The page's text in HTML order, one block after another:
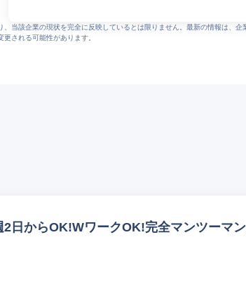
、当該企業の現状を完全に反映しているとは限りません。最新の情報は、
される可能性があります。
2日からOK!WワークOK!完全マンツーマ